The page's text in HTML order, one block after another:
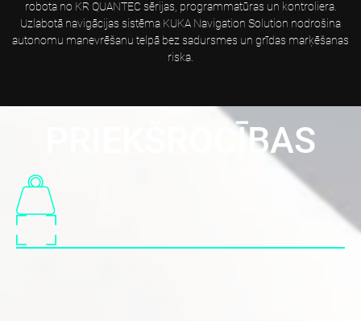
robota no KR QUANTEC sērijas, programmatūras un kontroliera.
Uzlabotā navigācijas sistēma KUKA Navigation Solution nodrošina
autonomu manevrēšanu telpā bez sadursmes un grīdas marķēšanas
riska.
PRIEKŠROCĪBAS